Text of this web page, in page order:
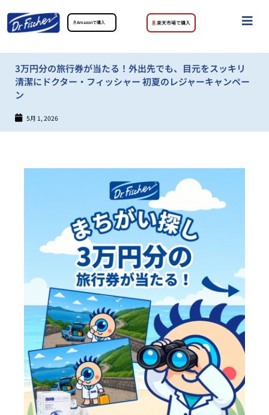
Amazonで購入 楽天市場で購入
3万円分の旅行券が当たる！外出先でも、目元をスッキリ
清潔にドクター・フィッシャー 初夏のレジャーキャンペー
ン
5月 1, 2026